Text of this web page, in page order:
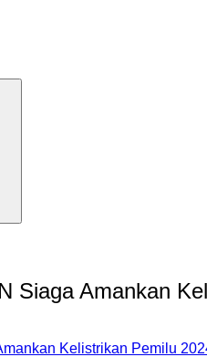
Siaga Amankan
Kelistrikan Pemilu